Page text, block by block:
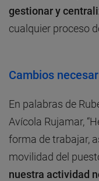
gestionar y
cualquier proceso
Cambios
En palabras de
Avícola Rujamar,
forma de trabajar,
movilidad del
nuestra actividad